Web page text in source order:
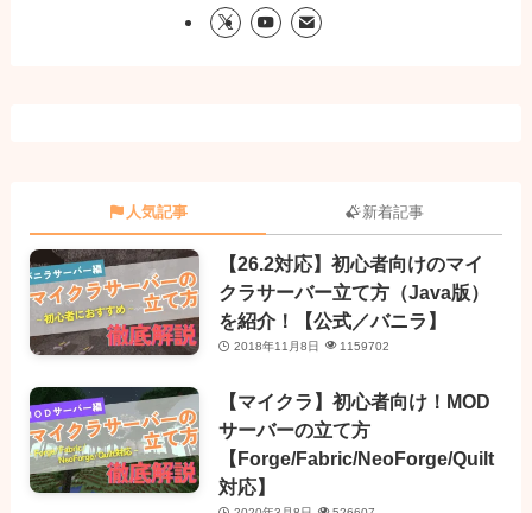
人気記事 新着記事
【26.2対応】初心者向けのマイ
クラサーバー立て方（Java版）
を紹介！【公式／バニラ】
2018年11月8日 1159702
【マイクラ】初心者向け！MOD
サーバーの立て方
【Forge/Fabric/NeoForge/Quilt
対応】